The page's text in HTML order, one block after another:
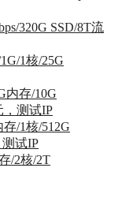
320G SSD/8T流
1核/25G
内存/10G
，测试IP
/1核/512G
试IP
/2核/2T